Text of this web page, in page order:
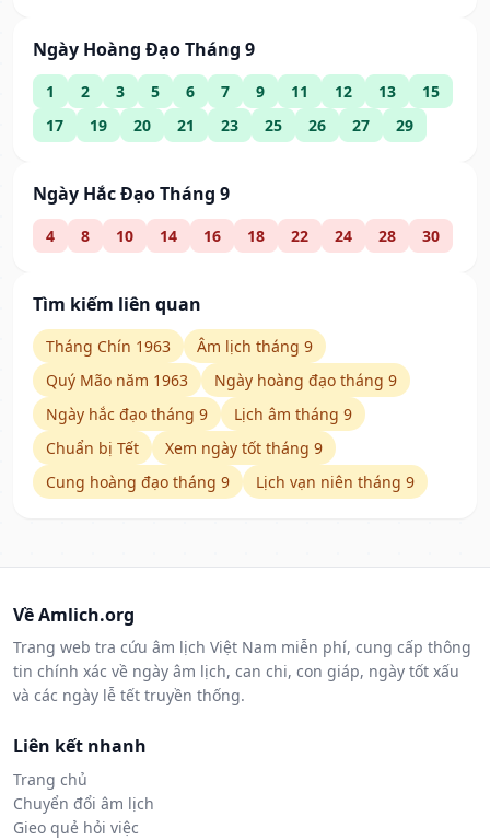
Ngày Hoàng Đạo Tháng 9
1 2 3 5 6 7 9 11 12 13
15
17
19 20 21 23 25 26 27 29
Ngày Hắc Đạo Tháng 9
4 8 10 14 16 18 22 24 28 30
Tìm kiếm liên quan
Tháng Chín 1963
Âm lịch tháng 9
Quý Mão năm 1963
Ngày hoàng đạo tháng 9
Ngày hắc đạo tháng 9
Lịch âm tháng 9
Chuẩn bị Tết
Xem ngày tốt tháng 9
Cung hoàng đạo tháng 9
Lịch vạn niên tháng 9
Về Amlich.org
Trang web tra cứu âm lịch Việt Nam miễn phí, cung cấp thông
tin chính xác về ngày âm lịch, can chi, con giáp, ngày tốt xấu
và các ngày lễ tết truyền thống.
Liên kết nhanh
Trang chủ
Chuyển đổi âm lịch
Gieo quẻ hỏi việc